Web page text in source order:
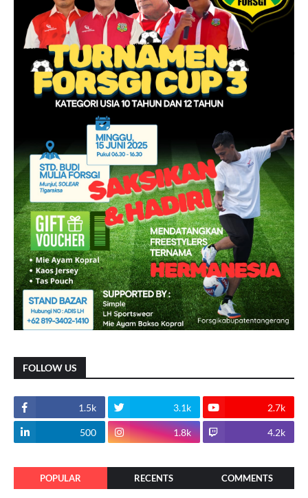
FOLLOW US
1.5k 3.1k 2.7k
500 1.8k 4.2k
POPULAR RECENTS COMMENTS